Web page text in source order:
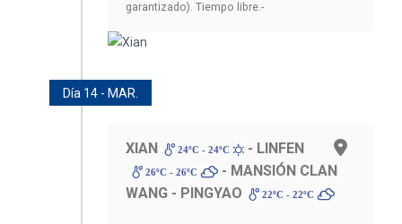
garantizado). Tiempo libre.-
Día 14 - MAR.
XIAN 24ºC - 24ºC - LINFEN
26ºC - 26ºC
- MANSIÓN CLAN
WANG - PINGYAO
22ºC - 22ºC